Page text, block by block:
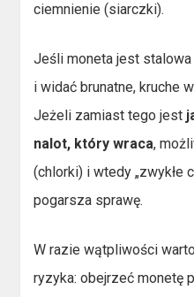
ciemnienie (siarczki).
Jeśli moneta jest
i widać brunatne, kruche
Jeżeli zamiast tego jest
nalot, który wraca,
(chlorki) i wtedy „zwykłe
pogarsza sprawę.
W razie wątpliwości
ryzyka: obejrzeć monetę